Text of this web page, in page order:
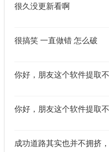
很久没更新看啊
很搞笑 一直做错 怎么破